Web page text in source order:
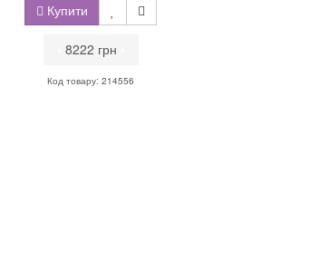
Купити
8222 грн
Код товару: 214556